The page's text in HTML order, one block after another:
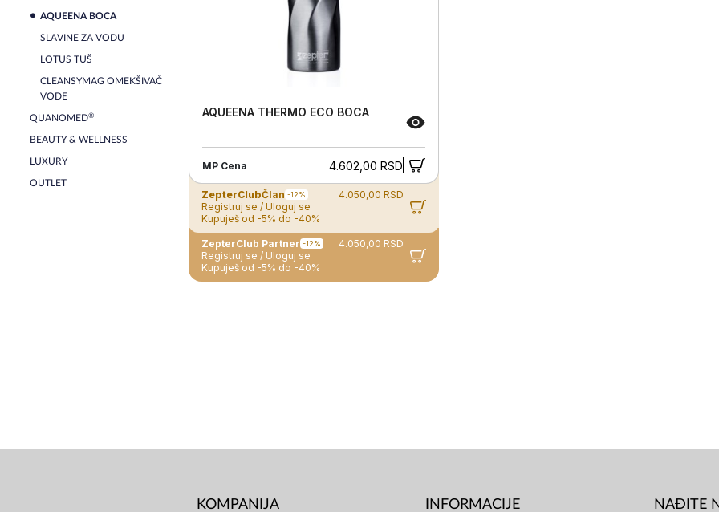
AQUEENA BOCA
SLAVINE ZA VODU
LOTUS TUŠ
CLEANSYMAG OMEKŠIVAČ
VODE
QUANOMED®
BEAUTY & WELLNESS
LUXURY
OUTLET
AQUEENA THERMO ECO BOCA
MP Cena 4.602,00 RSD
ZepterClubČlan -12%
4.050,00 RSD
Registruj se / Uloguj se
Kupuješ od -5% do -40%
ZepterClub Partner -12%
4.050,00 RSD
Registruj se / Uloguj se
Kupuješ od -5% do -40%
KOMPANIJA INFORMACIJE NAĐITE